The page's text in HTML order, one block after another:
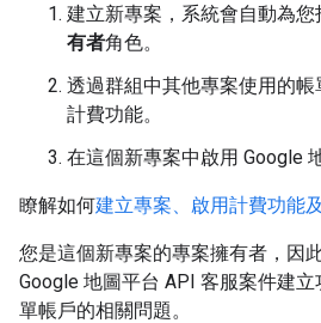
建立新專案，系統會自動為您
有者角色。
透過群組中其他專案使用的
計費功能。
在這個新專案中啟用 Google
瞭解如何建立專案、啟用計費功能
您是這個新專案的專案擁有者，因
Google 地圖平台 API 客服案件建
單帳戶的相關問題。